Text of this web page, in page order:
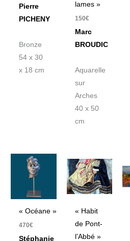
Pierre
PICHENY
Bronze
54 x 30
x 18 cm
lames »
150€
Marc
BROUDIC
Aquarelle
sur
Arches
40 x 50
cm
« Océane »
470€
Stéphanie
« Habit
de Pont-
l’Abbé »